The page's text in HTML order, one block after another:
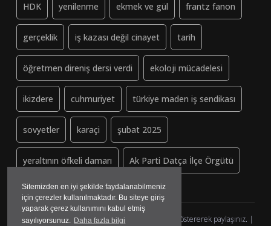
Sitemizden en iyi şekilde faydalanabilmeniz
için çerezler kullanılmaktadır. Bu siteye giriş
yaparak çerez kullanımını kabul etmiş
sayılıyorsunuz. Daha fazla bilgi
HDK yenilenme ekmek ve gül frantz fanon
gerçeklik iş kazası değil cinayet tarih
öğretmen direniş dersi verdi ekoloji mücadelesi
ikizdere cuhmuriyet türkiye maden iş sendikası
sovyetler karaçi şubat 2025
yeraltının öfkeli damarı Ak Parti Datça İlçe Örgütü
Dayanisma-Datca.org (ↄ) Copyleft - Lütfen kaynak göstererek paylaşınız. |